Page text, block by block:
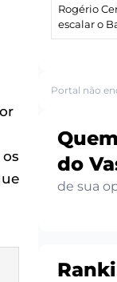
Rogério
escalar o
Portal não
do
de sua